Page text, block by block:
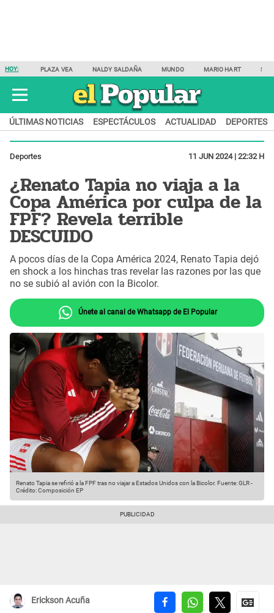
HOY: PLAZA VEA NALDY SALDAÑA MUNDO MARIO HART
ÚLTIMAS NOTICIAS ESPECTÁCULOS ACTUALIDAD DEPORTES
Deportes 11 JUN 2024 | 22:32 H
¿Renato Tapia no viaja a la
Copa América por culpa de la
FPF? Revela terrible
DESCUIDO
A pocos días de la Copa América 2024, Renato Tapia dejó
en shock a los hinchas tras revelar las razones por las que
no se subió al avión con la Bicolor.
Únete al canal de Whatsapp de El Popular
Renato Tapia se refirió a la FPF tras no viajar a Estados Unidos con la Bicolor. Fuente: GLR-
Crédito: Composición EP
Erickson Acuña